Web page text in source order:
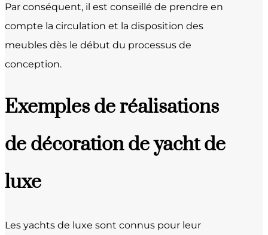
Par conséquent, il est conseillé de prendre en
compte la circulation et la disposition des
meubles dès le début du processus de
conception.
Exemples de réalisations
de décoration de yacht de
luxe
Les yachts de luxe sont connus pour leur